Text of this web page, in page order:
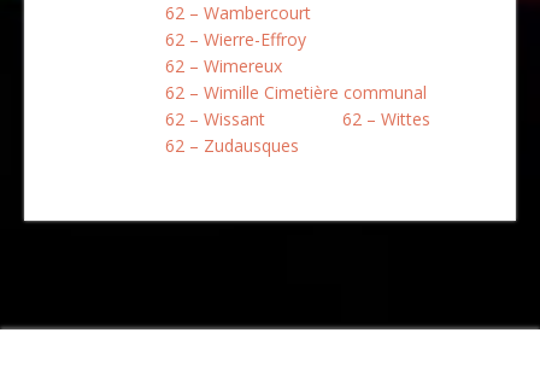
62 – Wambercourt
62 – Wierre-Effroy
62 – Wimereux
62 – Wimille Cimetière communal
62 – Wissant
62 – Wittes
62 – Zudausques